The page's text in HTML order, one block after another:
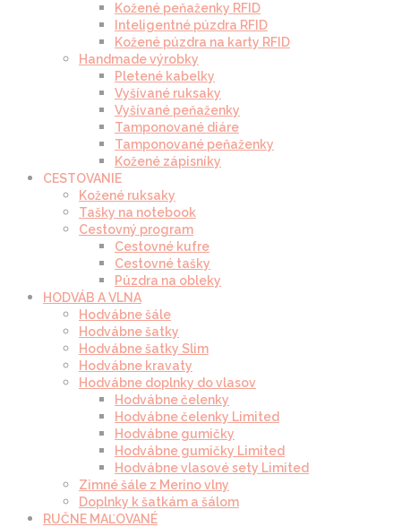
Kožené peňaženky RFID
Inteligentné púzdra RFID
Kožené púzdra na karty RFID
Handmade výrobky
Pletené kabelky
Vyšívané ruksaky
Vyšívané peňaženky
Tamponované diáre
Tamponované peňaženky
Kožené zápisníky
CESTOVANIE
Kožené ruksaky
Tašky na notebook
Cestovný program
Cestovné kufre
Cestovné tašky
Púzdra na obleky
HODVÁB A VLNA
Hodvábne šále
Hodvábne šatky
Hodvábne šatky Slim
Hodvábne kravaty
Hodvábne doplnky do vlasov
Hodvábne čelenky
Hodvábne čelenky Limited
Hodvábne gumičky
Hodvábne gumičky Limited
Hodvábne vlasové sety Limited
Zimné šále z Merino vlny
Doplnky k šatkám a šálom
RUČNE MAĽOVANÉ